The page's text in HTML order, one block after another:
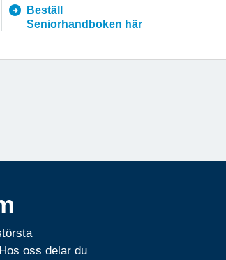
Beställ
Seniorhandboken här
oss delar du